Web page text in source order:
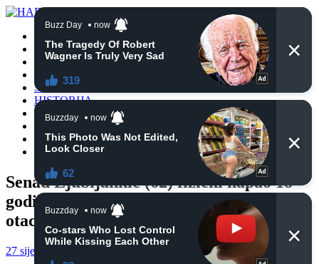
VIJESTI
BIH
TURSKA
SVIJET
HISTORIJA
RELIGIJA
ZANIMLJIVOSTI
CRNA HRONIKA
OBAVIJESTI
Senad Ljubijankić (62) fizički napao 18-
godišnju vozačicu zbog saobraćaja: “Pa
otac mi može biti”
27 siječnja, 2025 haberhana